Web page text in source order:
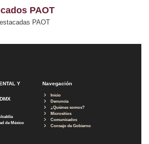
PAOT
PAOT
Y
de México
Navegación
Inicio
Denuncia
¿Quiénes somos?
Micrositios
Comunicados
Consejo de Gobierno